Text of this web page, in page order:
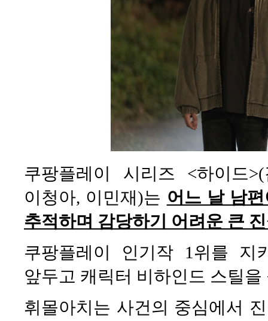
쿠팡플레이 시리즈 <하이드
이청아, 이민재)는 어느 날 남
추적하며 감당하기 어려운 큰
쿠팡플레이 인기작 1위를 지
앞두고 캐릭터 비하인드 스틸을
휘몰아치는 사건의 중심에서